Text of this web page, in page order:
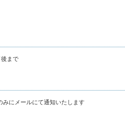
まで
にメールにて通知いたします